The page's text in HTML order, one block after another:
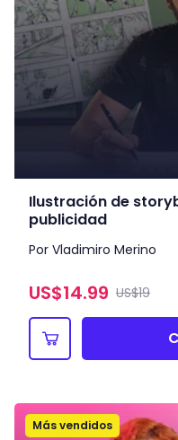
Ilustración de
publicidad
Por Vladimiro Merino
US$14.99 US$19
Más vendidos